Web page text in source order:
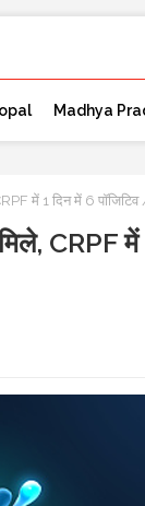
Madhya
में 1 दिन में 6
CRPF